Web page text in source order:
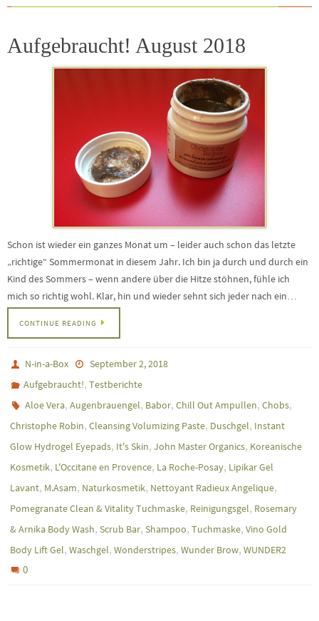
Aufgebraucht! August 2018
Schon ist wieder ein ganzes Monat um – leider auch schon das letzte
„richtige“ Sommermonat in diesem Jahr. Ich bin ja durch und durch ein
Kind des Sommers – wenn andere über die Hitze stöhnen, fühle ich
mich so richtig wohl. Klar, hin und wieder sehnt sich jeder nach ein…
CONTINUE READING
N-in-a-Box
September 2, 2018
Aufgebraucht!,Testberichte
Aloe Vera,Augenbrauengel, Babor,Chill Out Ampullen,Chobs,
Christophe Robin, Cleansing Volumizing Paste, Duschgel, Instant
Glow Hydrogel Eyepads, It's Skin, John Master Organics, Koreanische
Kosmetik, L'Occitane en Provence, La Roche-Posay, Lipikar Gel
Lavant, M.Asam, Naturkosmetik, Nettoyant Radieux Angelique,
Pomegranate Clean & Vitality Tuchmaske, Reinigungsgel, Rosemary
& Arnika Body Wash, Scrub Bar, Shampoo, Tuchmaske, Vino Gold
Body Lift Gel, Waschgel, Wonderstripes, Wunder Brow, WUNDER2
0